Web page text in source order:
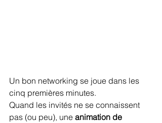
Un bon networking se joue dans les
cinq premières minutes.
Quand les invités ne se connaissent
pas (ou peu), une animation de